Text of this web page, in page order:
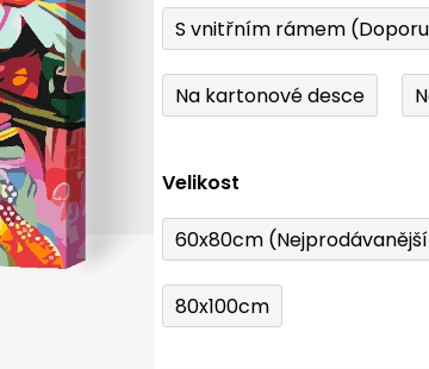
5
hvězdiček.
S vnitřním rámem
Na kartonové desce
Velikost
60x80cm
80x100cm